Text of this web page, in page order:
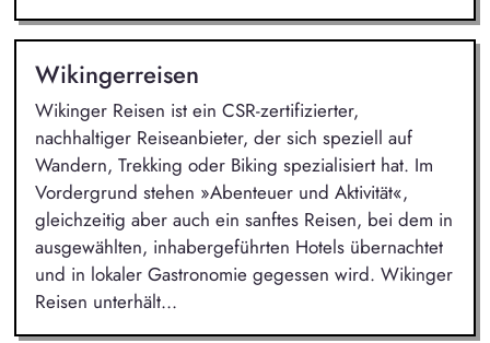
Wikingerreisen
Wikinger Reisen ist ein CSR-zertifizierter,
nachhaltiger Reiseanbieter, der sich speziell auf
Wandern, Trekking oder Biking spezialisiert hat. Im
Vordergrund stehen »Abenteuer und Aktivität«,
gleichzeitig aber auch ein sanftes Reisen, bei dem in
ausgewählten, inhabergeführten Hotels übernachtet
und in lokaler Gastronomie gegessen wird. Wikinger
Reisen unterhält...